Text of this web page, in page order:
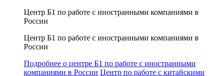
Центр Б1 по работе с иностранными компаниями в
России
Центр Б1 по работе с иностранными компаниями в
России
Подробнее о центре Б1 по работе с иностранными
компаниями в России Центр по работе с китайскими